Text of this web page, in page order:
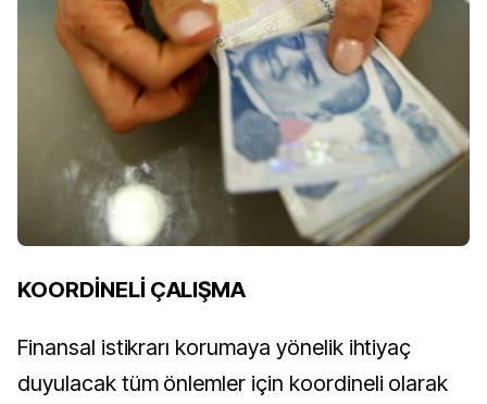
KOORDİNELİ ÇALIŞMA
Finansal istikrarı korumaya yönelik ihtiyaç
duyulacak tüm önlemler için koordineli olarak